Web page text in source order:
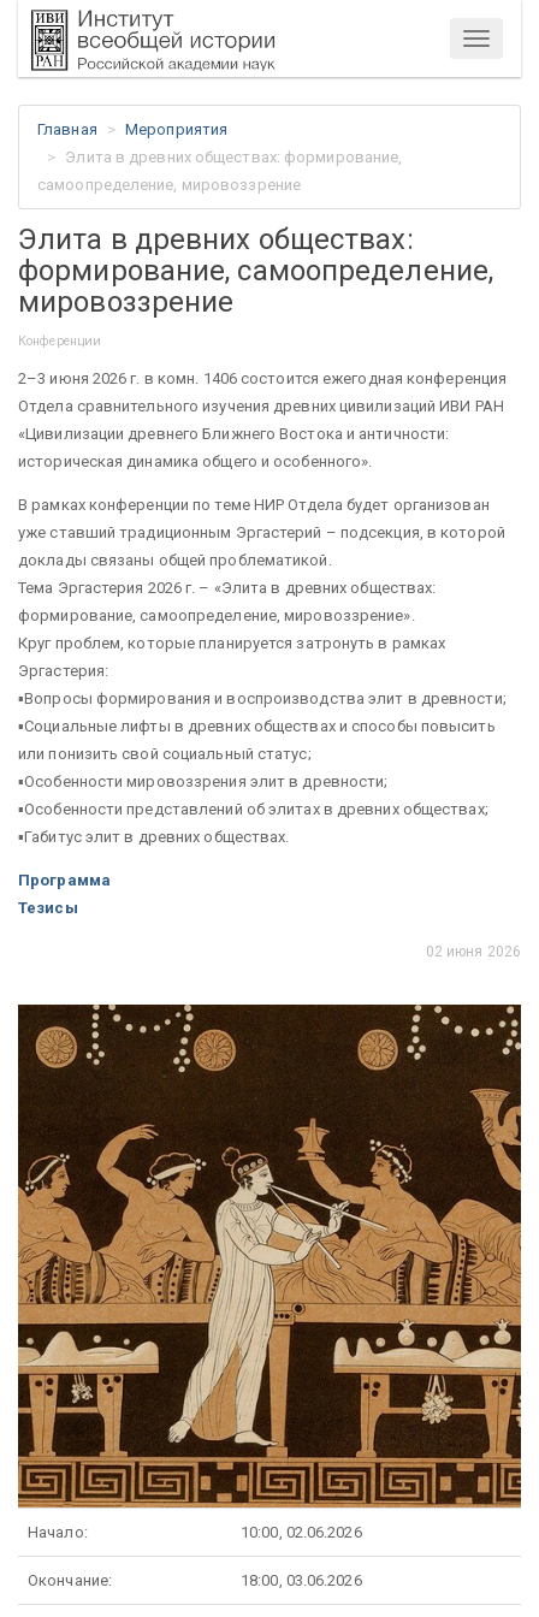
Меню
Главная
Мероприятия
Элита в древних обществах: формирование,
самоопределение, мировоззрение
Элита в древних обществах:
формирование, самоопределение,
мировоззрение
Конференции
2–3 июня 2026 г. в комн. 1406 состоится ежегодная конференция
Отдела сравнительного изучения древних цивилизаций ИВИ РАН
«Цивилизации древнего Ближнего Востока и античности:
историческая динамика общего и особенного».
В рамках конференции по теме НИР Отдела будет организован
уже ставший традиционным Эргастерий – подсекция, в которой
доклады связаны общей проблематикой.
Тема Эргастерия 2026 г. – «Элита в древних обществах:
формирование, самоопределение, мировоззрение».
Круг проблем, которые планируется затронуть в рамках
Эргастерия:
▪Вопросы формирования и воспроизводства элит в древности;
▪Социальные лифты в древних обществах и способы повысить
или понизить свой социальный статус;
▪Особенности мировоззрения элит в древности;
▪Особенности представлений об элитах в древних обществах;
▪Габитус элит в древних обществах.
Программа
Тезисы
02 июня 2026
Начало: 10:00, 02.06.2026
Окончание: 18:00, 03.06.2026